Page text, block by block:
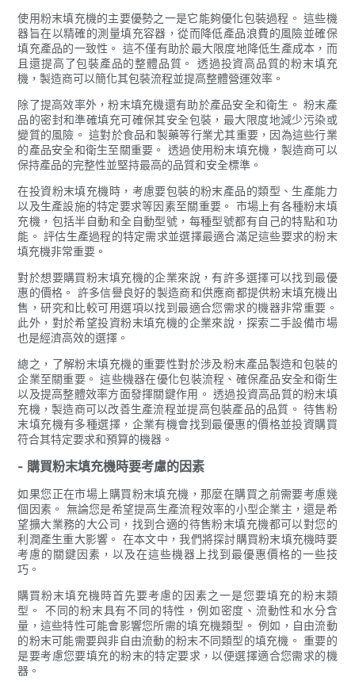
使用粉末填充機的主要優勢之一是它能夠優化包裝過程。 這些機
器旨在以精確的測量填充容器，從而降低產品浪費的風險並確保
填充產品的一致性。 這不僅有助於最大限度地降低生產成本，而
且還提高了包裝產品的整體品質。 透過投資高品質的粉末填充
機，製造商可以簡化其包裝流程並提高整體營運效率。
除了提高效率外，粉末填充機還有助於產品安全和衛生。 粉末產
品的密封和準確填充可確保其安全包裝，最大限度地減少污染或
變質的風險。 這對於食品和製藥等行業尤其重要，因為這些行業
的產品安全和衛生至關重要。 透過使用粉末填充機，製造商可以
保持產品的完整性並堅持最高的品質和安全標準。
在投資粉末填充機時，考慮要包裝的粉末產品的類型、生產能力
以及生產設施的特定要求等因素至關重要。 市場上有各種粉末填
充機，包括半自動和全自動型號，每種型號都有自己的特點和功
能。 評估生產過程的特定需求並選擇最適合滿足這些要求的粉末
填充機非常重要。
對於想要購買粉末填充機的企業來說，有許多選擇可以找到最優
惠的價格。 許多信譽良好的製造商和供應商都提供粉末填充機出
售，研究和比較可用選項以找到最適合您需求的機器非常重要。
此外，對於希望投資粉末填充機的企業來說，探索二手設備市場
也是經濟高效的選擇。
總之，了解粉末填充機的重要性對於涉及粉末產品製造和包裝的
企業至關重要。 這些機器在優化包裝流程、確保產品安全和衛生
以及提高整體效率方面發揮關鍵作用。 透過投資高品質的粉末填
充機，製造商可以改善生產流程並提高包裝產品的品質。 待售粉
末填充機有多種選擇，企業有機會找到最優惠的價格並投資購買
符合其特定要求和預算的機器。
- 購買粉末填充機時要考慮的因素
如果您正在市場上購買粉末填充機，那麼在購買之前需要考慮幾
個因素。 無論您是希望提高生產流程效率的小型企業主，還是希
望擴大業務的大公司，找到合適的待售粉末填充機都可以對您的
利潤產生重大影響。 在本文中，我們將探討購買粉末填充機時要
考慮的關鍵因素，以及在這些機器上找到最優惠價格的一些技
巧。
購買粉末填充機時首先要考慮的因素之一是您要填充的粉末類
型。 不同的粉末具有不同的特性，例如密度、流動性和水分含
量，這些特性可能會影響您所需的填充機類型。 例如，自由流動
的粉末可能需要與非自由流動的粉末不同類型的填充機。 重要的
是要考慮您要填充的粉末的特定要求，以便選擇適合您需求的機
器。